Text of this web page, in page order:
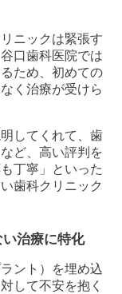
ニックは緊張す
口歯科医院では
ため、初めての
く治療が受けら
してくれて、歯
ど、高い評判を
丁寧」といった
歯科クリニック
治療に特化
ント）を埋め込
して不安を抱く